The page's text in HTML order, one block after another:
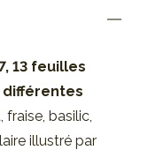
13 feuilles
différentes
basilic,
illustré par